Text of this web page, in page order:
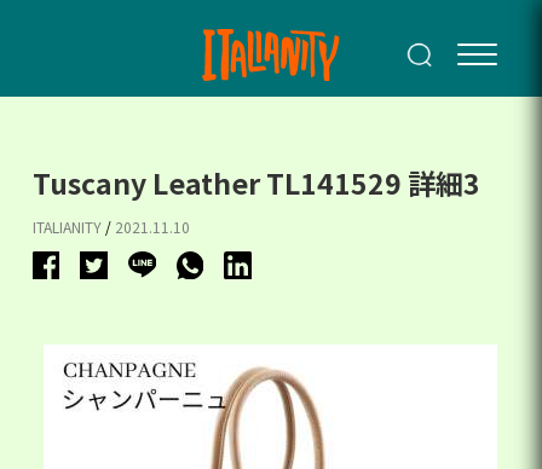
Tuscany Leather TL141529 詳細3
ITALIANITY / 2021.11.10